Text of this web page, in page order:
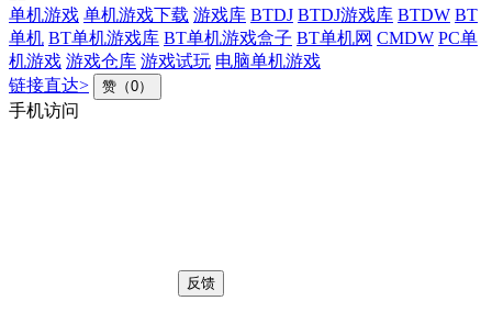
单机游戏 单机游戏下载 游戏库 BTDJ BTDJ游戏库 BTDW BT
单机 BT单机游戏库 BT单机游戏盒子 BT单机网 CMDW PC单
机游戏 游戏仓库 游戏试玩 电脑单机游戏
链接直达>
赞（0）
手机访问
反馈